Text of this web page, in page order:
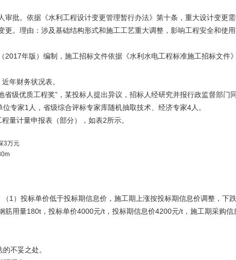
批。依据《水利工程设计变更管理暂行办法》第十条，重大设计变更
。理由：涉及基础结构形式和施工工艺重大调整，影响工程安全和使
年版）编制，施工招标文件依据《水利水电工程标准施工招标文件
年财务状况表。
级优质工程奖”，某投标人提出异议，招标人经研究并报行政监督部门
专家1人，省级综合评标专家库随机抽取技术、经济专家4人。
量计量申报表（部分），如表2所示。
3万元
1）投标单价低于投标期信息价，施工期上涨按投标期信息价调整，下
用量180t，投标单价4000元/t，投标期信息价4200元/t，施工期采购信
不妥之处。